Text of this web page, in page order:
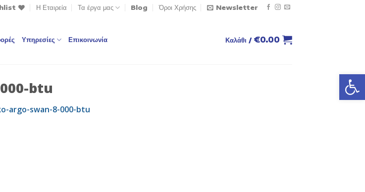
Η Εταιρεία Τα έργα μας Blog Όροι Χρήσης Newsletter
Υπηρεσίες Επικοινωνία Καλάθι / €0.00
btu
argo-swan-8-000-btu